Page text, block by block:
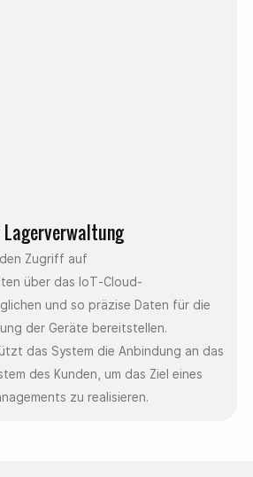
Zugriff auf
über das IoT-Cloud-
und so präzise Daten für die
der Geräte bereitstellen.
das System die Anbindung an das
des Kunden, um das Ziel eines
zu realisieren.